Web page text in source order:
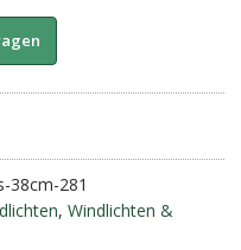
n
a
t
38cm-281
, Windlichten &